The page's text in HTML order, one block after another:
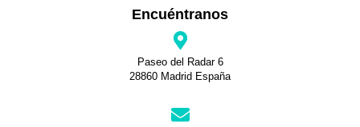
Encuéntranos
Paseo del Radar 6
28860 Madrid España